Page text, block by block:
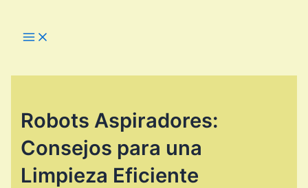
Main
Menu
Robots Aspiradores:
Consejos para una
Limpieza Eficiente